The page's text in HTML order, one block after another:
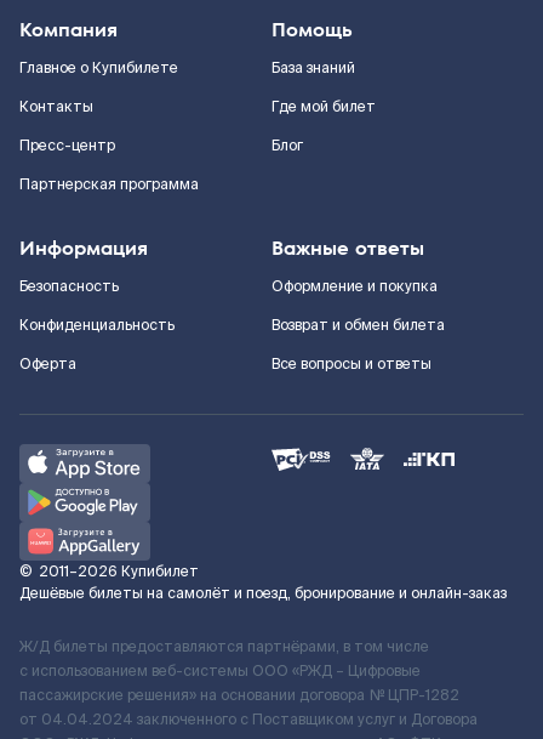
Компания
Главное о Купибилете
Контакты
Пресс-центр
Партнерская программа
Помощь
База знаний
Где мой билет
Блог
Информация
Безопасность
Конфиденциальность
Оферта
Важные ответы
Оформление и покупка
Возврат и обмен билета
Все вопросы и ответы
© 2011–2026 Купибилет
Дешёвые билеты на самолёт и поезд, бронирование и онлайн-заказ
Ж/Д билеты предоставляются партнёрами, в том числе
с использованием веб-системы ООО «РЖД – Цифровые
пассажирские решения» на основании договора № ЦПР-1282
от 04.04.2024 заключенного с Поставщиком услуг и Договора